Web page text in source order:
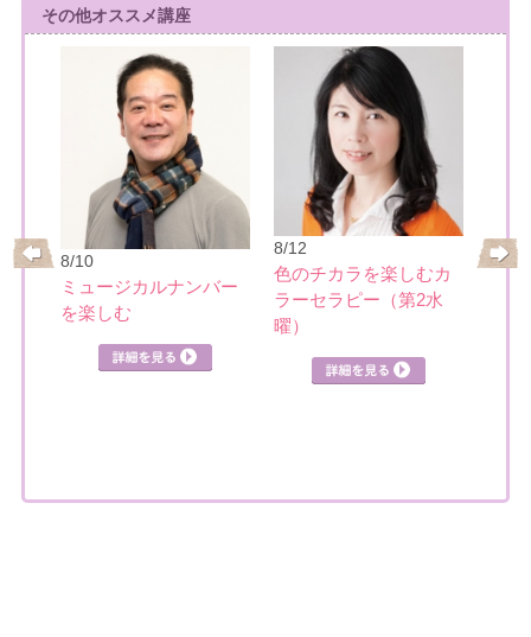
その他オススメ講座
の
8/10
ミュージカルナンバー
を楽しむ
8/12
色のチカラを楽しむカ
ラーセラピー（第2水
曜）
8/21
基本